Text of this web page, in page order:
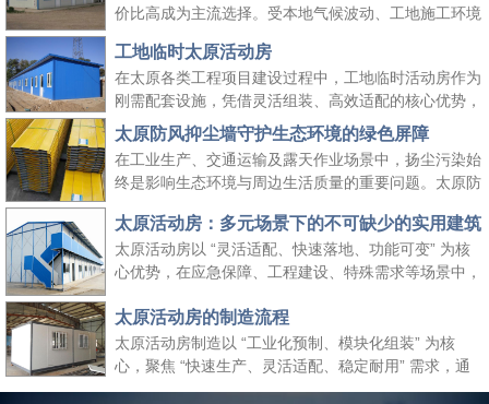
价比高成为主流选择。受本地气候波动、工地施工环境
握科学的养护方法，既能延长其使用周期、降低工地周
转成本，又能保障太原工地临时活动房的使用安全，适
配长期施工场景需求。
工地临时太原活动房
在太原各类工程项目建设过程中，工地临时活动房作为
刚需配套设施，凭借灵活组装、高效适配的核心优势，
成为保障施工团队生活与工作的重要空间载体。它既能
快速响应工地临时空间需求，又能适配太原本地气候与
施工场景特点，为工程项目顺利推进提供坚实支撑，同
时契合绿色施工、高效管控的行业理念。
太原防风抑尘墙守护生态环境的绿色屏障
在工业生产、交通运输及露天作业场景中，扬尘污染始
终是影响生态环境与周边生活质量的重要问题。太原防
学的结构设计与实用性能，成为各行各业管控扬尘、践
行绿色发展理念的关键选择，为生态保护与生产安全筑
起双重防线。
太原活动房：多元场景下的不可缺少的实用建筑
太原活动房以 “灵活适配、快速落地、功能可变” 为核
心优势，在应急保障、工程建设、特殊需求等场景中，
决了 “临时使用” 的便捷性需求，更填补了传统建筑在
时效性、灵活性与经济性上的空白，是现代社会应对多
元需求的重要建筑补充。
太原活动房的制造流程
太原活动房制造以 “工业化预制、模块化组装” 为核
心，聚焦 “快速生产、灵活适配、稳定耐用” 需求，通
过标准化流程把控各环节，确保成品满足临时办公、居